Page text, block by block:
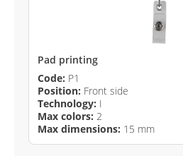
Pad printing
Code: P1
Position: Front side
Technology: I
Max colors: 2
Max dimensions: 15 mm